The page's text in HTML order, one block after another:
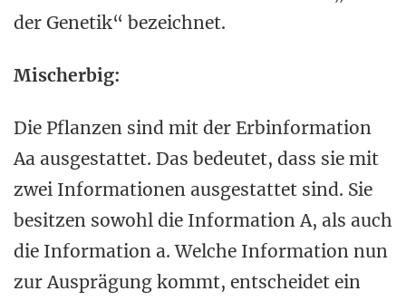
der Genetik“ bezeichnet.
Mischerbig:
Die Pflanzen sind mit der Erbinformation
Aa ausgestattet. Das bedeutet, dass sie mit
zwei Informationen ausgestattet sind. Sie
besitzen sowohl die Information A, als auch
die Information a. Welche Information nun
zur Ausprägung kommt, entscheidet ein